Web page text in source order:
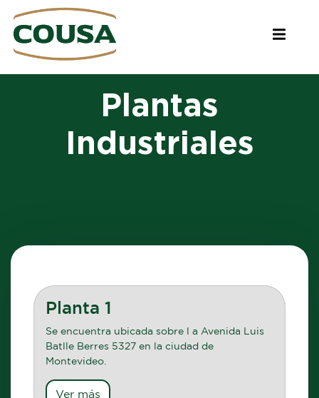
Plantas
Industriales
Planta 1
Se encuentra ubicada sobre l a Avenida Luis
Batlle Berres 5327 en la ciudad de
Montevideo.
Ver más